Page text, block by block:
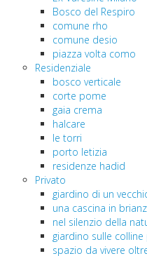
Bosco del Respiro
comune rho
comune desio
piazza volta como
Residenziale
bosco verticale
corte pome
gaia crema
halcare
le torri
porto letizia
residenze hadid
Privato
giardino di un
una cascina in
nel silenzio della
giardino sulle
spazio da vivere